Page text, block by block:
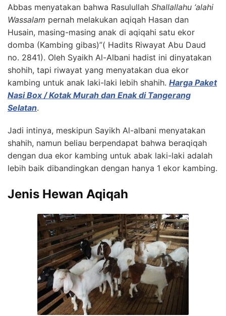
Abbas menyatakan bahwa Rasulullah Shallallahu ‘alahi
Wassalam pernah melakukan aqiqah Hasan dan
Husain, masing-masing anak di aqiqahi satu ekor
domba (Kambing gibas)”( Hadits Riwayat Abu Daud
no. 2841). Oleh Syaikh Al-Albani hadist ini dinyatakan
shohih, tapi riwayat yang menyatakan dua ekor
kambing untuk anak laki-laki lebih shahih. Harga Paket
Nasi Box / Kotak Murah dan Enak di Tangerang
Selatan.
Jadi intinya, meskipun Sayikh Al-albani menyatakan
shahih, namun beliau berpendapat bahwa beraqiqah
dengan dua ekor kambing untuk abak laki-laki adalah
lebih baik dibandingkan dengan hanya 1 ekor kambing.
Jenis Hewan Aqiqah